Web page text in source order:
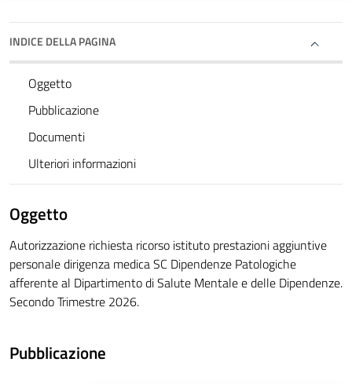
INDICE DELLA PAGINA
Oggetto
Pubblicazione
Documenti
Ulteriori informazioni
Oggetto
Autorizzazione richiesta ricorso istituto prestazioni aggiuntive
personale dirigenza medica SC Dipendenze Patologiche
afferente al Dipartimento di Salute Mentale e delle Dipendenze.
Secondo Trimestre 2026.
Pubblicazione